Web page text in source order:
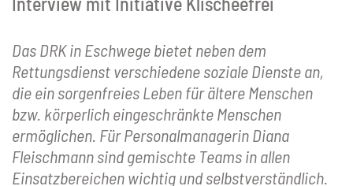
Das DRK in Eschwege bietet neben dem
Rettungsdienst verschiedene soziale Dienste an,
die ein sorgenfreies Leben für ältere Menschen
bzw. körperlich eingeschränkte Menschen
ermöglichen. Für Personalmanagerin Diana
Fleischmann sind gemischte Teams in allen
Einsatzbereichen wichtig und selbstverständlich.